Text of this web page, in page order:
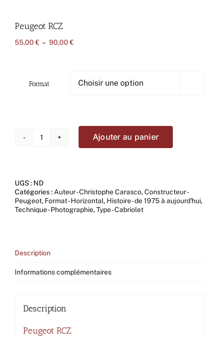
Peugeot RCZ
55,00 € – 90,00 €Plage
90,00 €
Format
quantité
Ajouter au panier
UGS : ND
Catégories : Auteur - Christophe Carasco,Constructeur -
Peugeot, Format - Horizontal, Histoire - de 1975 à aujourd'hui,
Technique - Photographie,Type - Cabriolet
Description
Informations complémentaires
Description
Peugeot RCZ